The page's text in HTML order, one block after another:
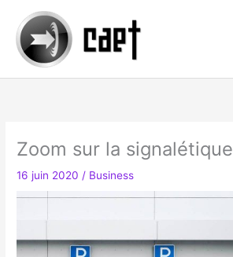
contenu
Zoom sur la signalétique
16 juin 2020 / Business